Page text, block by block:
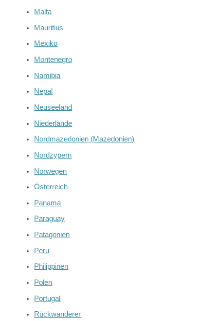
Malta
Mauritius
Mexiko
Montenegro
Namibia
Nepal
Neuseeland
Niederlande
Nordmazedonien (Mazedonien)
Nordzypern
Norwegen
Österreich
Panama
Paraguay
Patagonien
Peru
Philippinen
Polen
Portugal
Rückwanderer